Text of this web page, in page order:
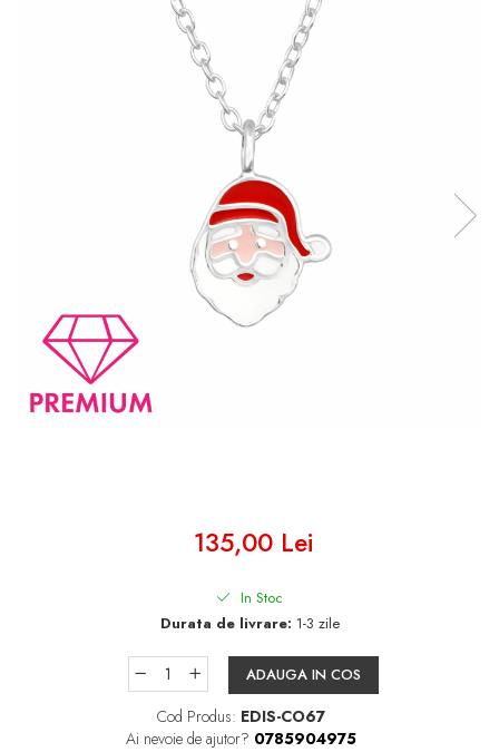
135,00 Lei
In Stoc
Durata de livrare: 1-3 zile
ADAUGA IN COS
Cod Produs: EDIS-CO67
Ai nevoie de ajutor? 0785904975